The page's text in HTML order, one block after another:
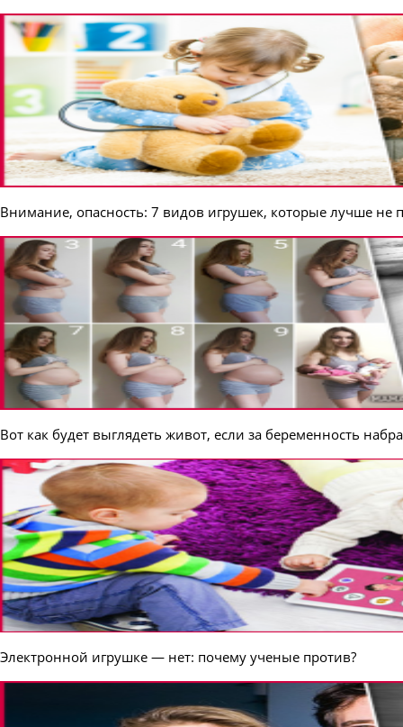
Внимание, опасность: 7 видов игрушек, которые лучше не
Вот как будет выглядеть живот, если за беременность
Электронной игрушке — нет: почему ученые против?